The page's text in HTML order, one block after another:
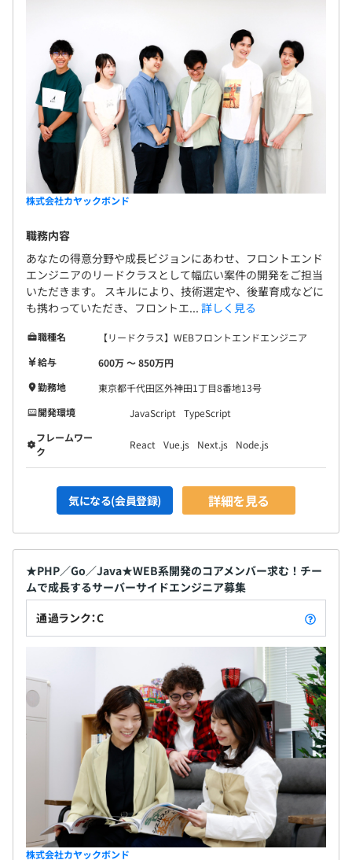
無期雇用
試用期間あり： 3 ヶ月
株式会社カヤックボンド
職務内容
あなたの得意分野や成長ビジョンにあわせ、フロントエンド
エンジニアのリードクラスとして幅広い案件の開発をご担当
いただきます。 スキルにより、技術選定や、後輩育成などに
も携わっていただき、フロントエ... 詳しく見る
職種名
【リードクラス】WEBフロントエンドエンジニア
給与
600万 〜 850万円
勤務地
東京都千代田区外神田1丁目8番地13号
開発環境
JavaScript
TypeScript
フレームワー
ク
React Vue.js Next.js Node.js
気になる(会員登録) 詳細を見る
★PHP／Go／Java★WEB系開発のコアメンバー求む！チー
ムで成長するサーバーサイドエンジニア募集
通過ランク：C
株式会社カヤックボンド